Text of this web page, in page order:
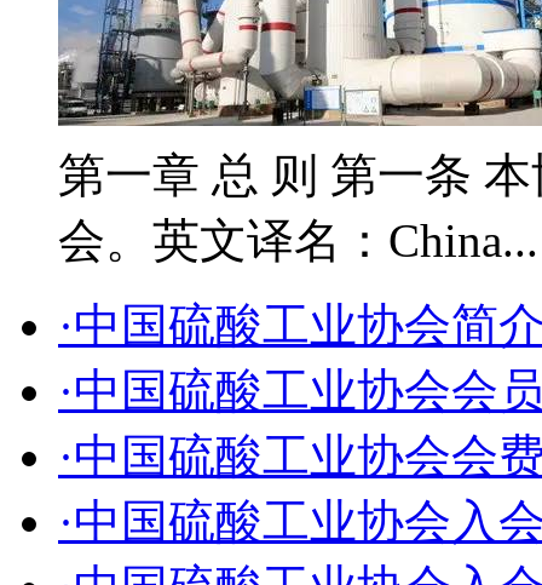
第一章 总 则 第一条
会。英文译名：
·中国硫酸工业协会简
·中国硫酸工业协会会
·中国硫酸工业协会会
·中国硫酸工业协会入